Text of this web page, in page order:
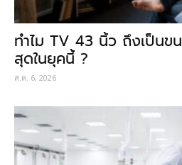
ทำไม TV 43 นิ้ว ถึงเป็นข
สุดในยุคนี้ ?
ส.ค. 6, 2026